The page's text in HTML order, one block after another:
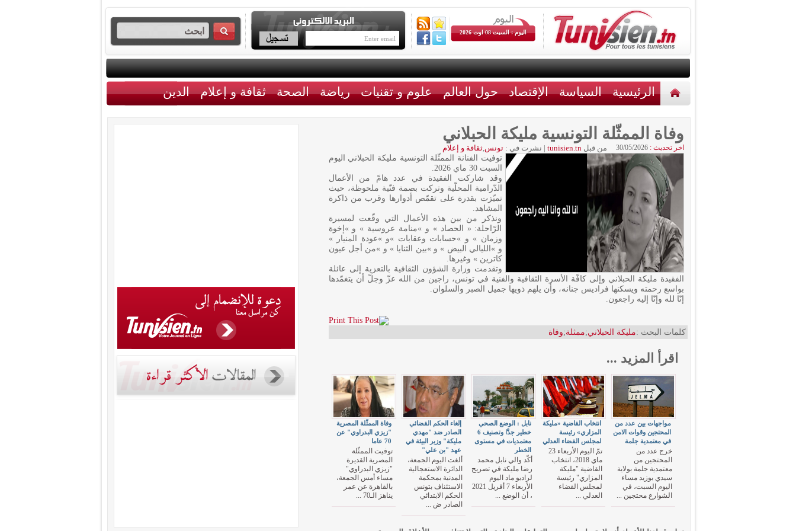
اليوم : السبت 08 اوت 2026
الرئيسية السياسة الإقتصاد حول العالم علوم و تقنيات رياضة الصحة ثقافة و إعلام الدين
أخبار مختلفة
وفاة الممثّلة التونسية مليكة الحبلاني
اخر تحديث : 30/05/2026 من قبلtunisien.tn
| نشرت في :تونس,ثقافة و إعلام
توفيت الفنانة الممثّلة التونسية مليكة الحبلاني اليوم
السبت 30 ماي 2026.
وقد شاركت الفقيدة في عدد هامّ من الأعمال
الدّرامية المحلّية وتركت بصمة فنّية ملحوظة، حيث
تميّزت بقدرة على تقمّص أدوارها وقرب من ذاكرة
المشاهد.
ونذكر من بين هذه الأعمال التي وقّعت لمسيرة
الرّاحلة: « الحصاد » و »منامة عروسية » و »إخوة
وزمان » و »حسابات وعقابات »و »عودة المنيار »
و »الليالي البيض » و »بين الثنايا » و »من أجل عيون
كاترين » وغيرها.
وتقدمت وزارة الشؤون الثقافية بالتعزية إلى عائلة
الفقيدة مليكة الحبلاني وإلى كافّة الأسرة الثقافية والفنية في تونس، راجين من الله عزّ وجلّ أن يتغمّدها
بواسع رحمته ويسكنها فراديس جنانه، وأن يلهم ذويها جميل الصبر والسلوان.
إنّا لله وإنّا إليه راجعون.
كلمات البحث :مليكة الحبلاني;ممثلة;وفاة
اقرأ المزيد ...
وفاة الممثّلة المصرية
"زيزي البدراوي" عن
70 عاما
توفيت الممثّلة
المصرية القديرة
"زيزي البدراوي"
مساء أمس الجمعة،
بالقاهرة عن عمر
يناهز الـ70 ...
إلغاء الحكم القضائي
الصادر ضد "مهدي
مليكة" وزير البيئة في
عهد "بن علي"
ألغت اليوم الجمعة،
الدائرة الاستعجالية
المدنية بمحكمة
الاستئناف بتونس
الحكم الابتدائي
الصادر ض ...
نابل : الوضع الصحي
خطير جدَّا وتصنيف 6
معتمديات في مستوى
الخطر‎
أكّد والي نابل محمد
رضا مليكة في تصريح
لراديو ماد اليوم
الأربعاء 7 أفريل 2021
، أن الوضع ...
انتخاب القاضية «مليكة
المزاري» رئيسة
لمجلس القضاء العدلي
تمّ اليوم الأربعاء 23
ماي 2018، انتخاب
القاضية "مليكة
المزاري" رئيسة
لمجلس القضاء
العدلي ...
مواجهات بين عدد من
المحتجين وقوات الامن
في معتمدية جلمة
خرج عدد من
المحتجين من
معتمدية جلمة بولاية
سيدي بوزيد مساء
اليوم السبت، في
الشوارع محتجين ...